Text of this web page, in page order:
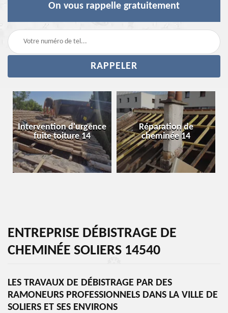
On vous rappelle gratuitement
Intervention d'urgence
fuite toiture 14
Réparation de
cheminée 14
ENTREPRISE DÉBISTRAGE DE
CHEMINÉE SOLIERS 14540
LES TRAVAUX DE DÉBISTRAGE PAR DES
RAMONEURS PROFESSIONNELS DANS LA VILLE DE
SOLIERS ET SES ENVIRONS